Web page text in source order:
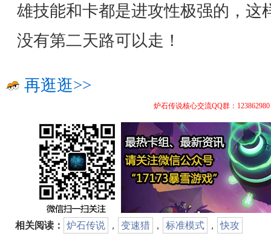
雄技能和卡都是进攻性极强的，这
没有第二天路可以走！
再逛逛>>
炉石传说核心交流QQ群：123862980
相关阅读： 炉石传说 ， 变速猎 ， 标准模式 ， 快攻